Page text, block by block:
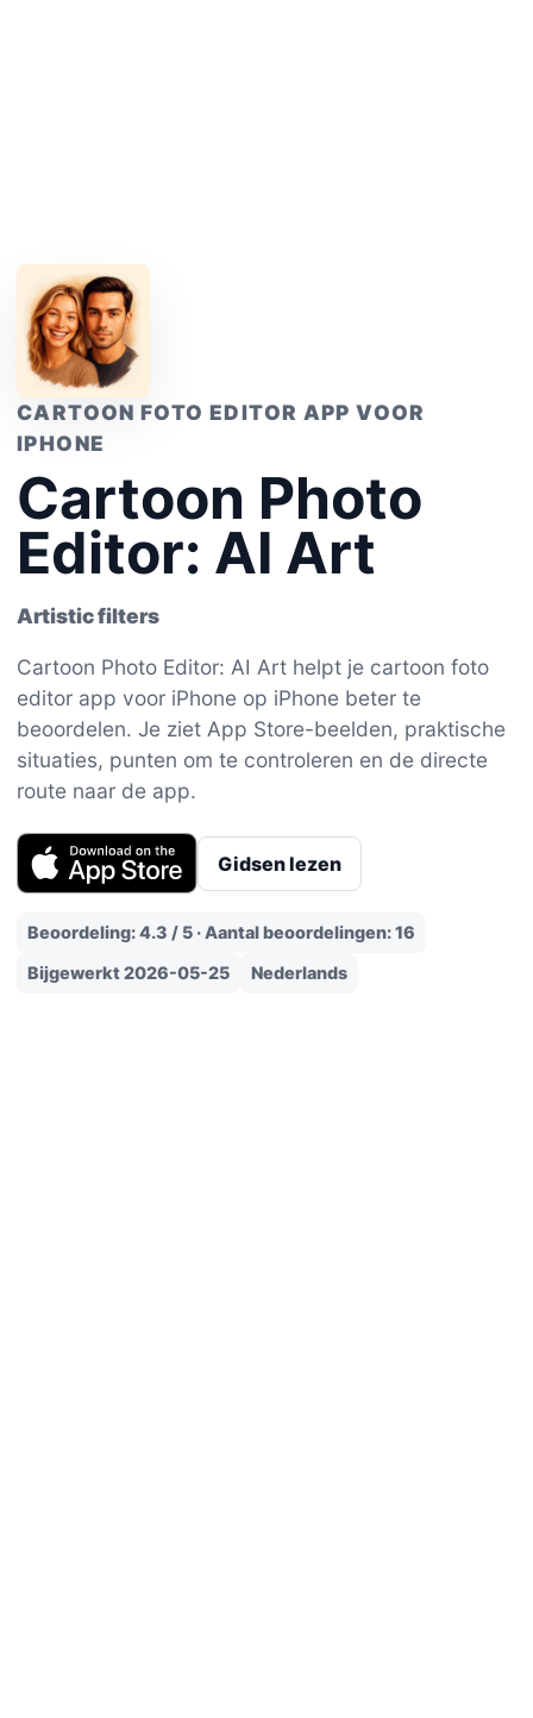
CARTOON FOTO EDITOR APP VOOR
IPHONE
Cartoon Photo
Editor: AI Art
Artistic filters
Cartoon Photo Editor: AI Art helpt je cartoon foto
editor app voor iPhone op iPhone beter te
beoordelen. Je ziet App Store-beelden, praktische
situaties, punten om te controleren en de directe
route naar de app.
Gidsen lezen
Beoordeling: 4.3 / 5 · Aantal beoordelingen: 16
Bijgewerkt 2026-05-25
Nederlands